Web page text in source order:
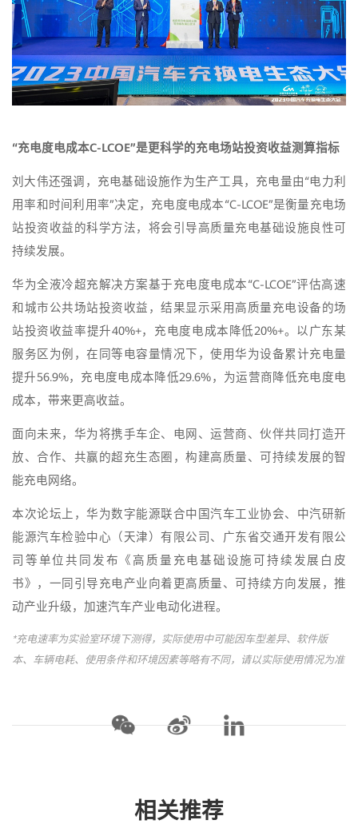
“充电度电成本C-LCOE”是更科学的充电场站投资收益测算指标
刘大伟还强调，充电基础设施作为生产工具，充电量由“电力利
用率和时间利用率”决定，充电度电成本“C-LCOE”是衡量充电场
站投资收益的科学方法，将会引导高质量充电基础设施良性可
持续发展。
华为全液冷超充解决方案基于充电度电成本“C-LCOE”评估高速
和城市公共场站投资收益，结果显示采用高质量充电设备的场
站投资收益率提升40%+，充电度电成本降低20%+。以广东某
服务区为例，在同等电容量情况下，使用华为设备累计充电量
提升56.9%，充电度电成本降低29.6%，为运营商降低充电度电
成本，带来更高收益。
面向未来，华为将携手车企、电网、运营商、伙伴共同打造开
放、合作、共赢的超充生态圈，构建高质量、可持续发展的智
能充电网络。
本次论坛上，华为数字能源联合中国汽车工业协会、中汽研新
能源汽车检验中心（天津）有限公司、广东省交通开发有限公
司等单位共同发布《高质量充电基础设施可持续发展白皮
书》，一同引导充电产业向着更高质量、可持续方向发展，推
动产业升级，加速汽车产业电动化进程。
*充电速率为实验室环境下测得，实际使用中可能因车型差异、软件版
本、车辆电耗、使用条件和环境因素等略有不同，请以实际使用情况为准
相关推荐